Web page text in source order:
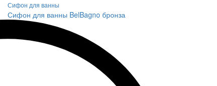
Сифон для ванны
Сифон для ванны BelBagno бронза